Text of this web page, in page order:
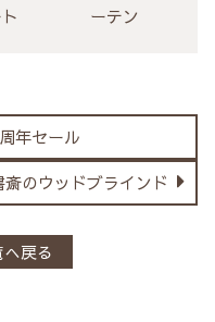
ーテン
年セール
斎のウッドブラインド
戻る